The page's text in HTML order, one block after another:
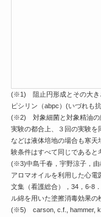
(※1) 阻止円形成とその大き
ピシリン（abpc）(いづれも
(※2) 対象細菌と対象精油の
実験の都合上、３回の実験を
などは液体培地の場合も寒天
験条件はすべて同じであると
(※3)中島千春，宇野涼子，由
アロマオイルを利用した心
文集（看護総合），34，6-8
ル綿を用いた塗擦消毒効果の
(※5) carson, c.f., hammer,